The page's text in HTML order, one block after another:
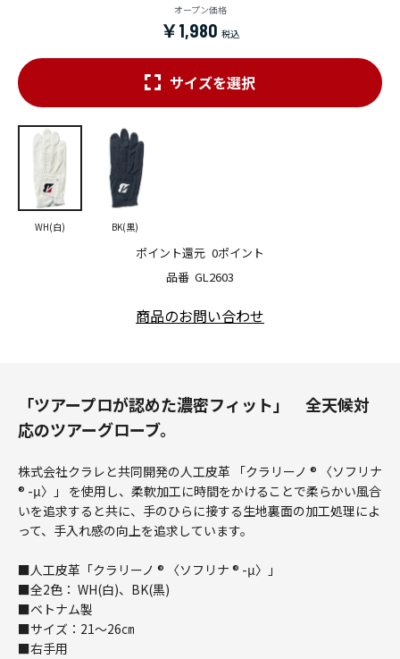
オープン価格
￥1,980
品番 GL2603
ポイント還元 0ポイント
サイズを選択
WH(白) BK(黒)
商品のお問い合わせ
「ツアープロが認めた濃密フィット」 全天候対
応のツアーグローブ。
株式会社クラレと共同開発の人工皮革 「クラリーノ ® 〈ソフリナ
® -μ〉」 を使用し、柔軟加工に時間をかけることで柔らかい風合
いを追求すると共に、手のひらに接する生地裏面の加工処理によ
って、手入れ感の向上を追求しています。
■人工皮革「クラリーノ ® 〈ソフリナ ® -μ〉」
■全2色： WH(白)、BK(黒)
■ベトナム製
■サイズ：21～26㎝
■右手用